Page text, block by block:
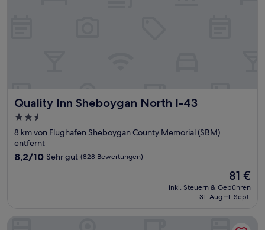
Quality Inn Sheboygan North I-43
Quality Inn Sheboygan North I-43
2.5-
Sterne-
Unterkunft
8 km von Flughafen Sheboygan County Memorial (SBM)
entfernt
8.2
Bewertungen)
8,2/10 Sehr gut (828 Bewertungen)
Der
Preis
beträgt
81 €
inkl. Steuern & Gebühren
31. Aug.–1. Sept.